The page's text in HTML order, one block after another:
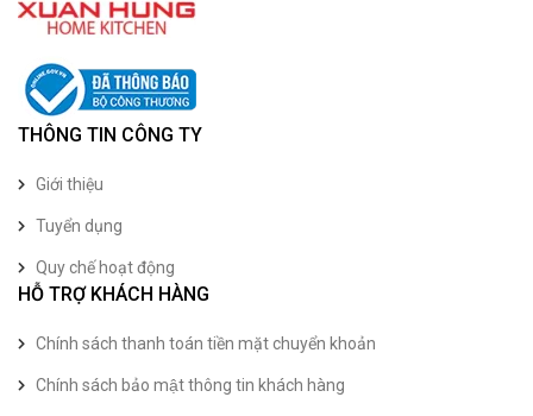
THÔNG TIN CÔNG TY
Giới thiệu
Tuyển dụng
Quy chế hoạt động
HỖ TRỢ KHÁCH HÀNG
Chính sách thanh toán tiền mặt chuyển khoản
Chính sách bảo mật thông tin khách hàng